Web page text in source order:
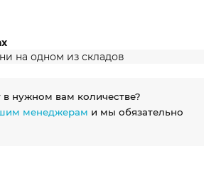
на одном из складов
в нужном вам количестве?
менеджерам и мы обязательно